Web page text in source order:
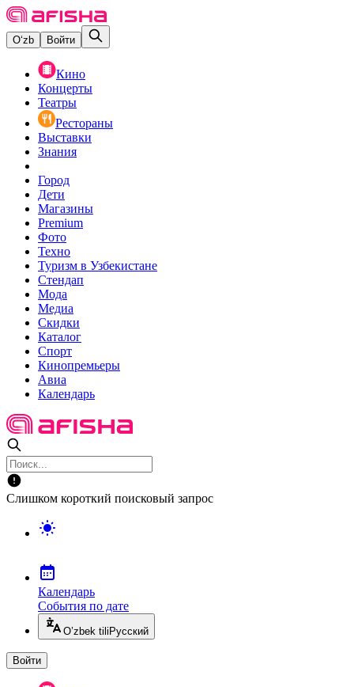
O‘zb Войти
Кино
Концерты
Театры
Рестораны
Выставки
Знания
Город
Дети
Магазины
Premium
Фото
Техно
Туризм в Узбекистане
Стендап
Мода
Медиа
Скидки
Каталог
Спорт
Кинопремьеры
Авиа
Календарь
Слишком короткий поисковый запрос
Календарь
События по дате
O’zbek tili Русский
Войти